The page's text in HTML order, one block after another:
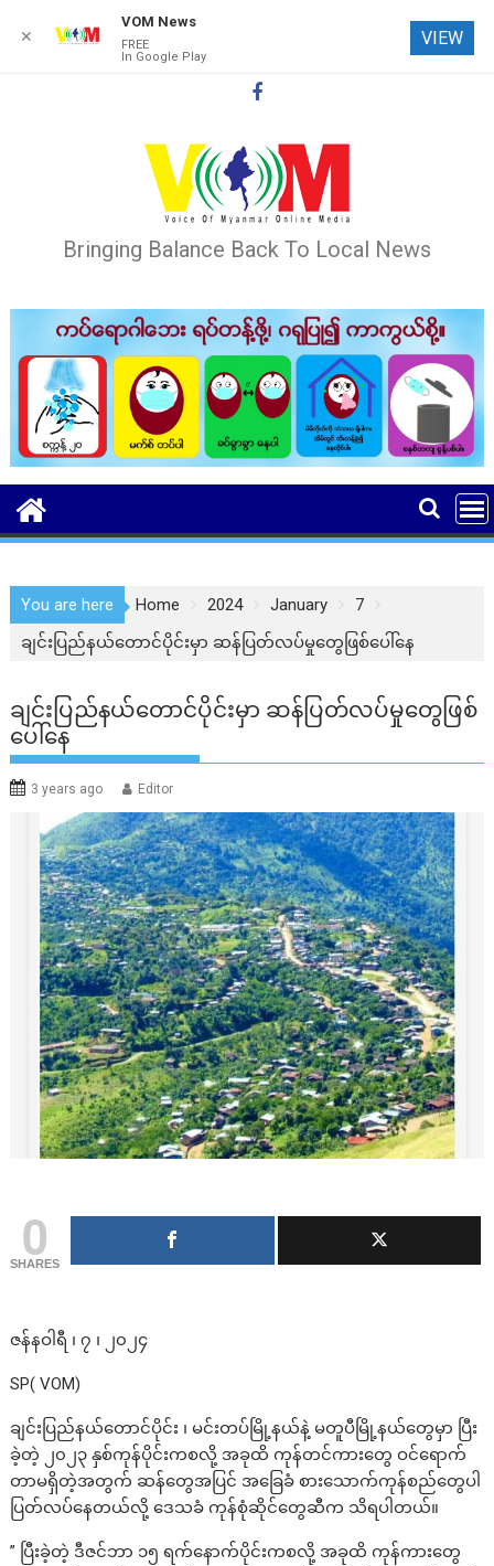
Bringing Balance Back To Local News
You are here Home 2024 January
7
ချင်းပြည်နယ်တောင်ပိုင်းမှာ ဆန်ပြတ်လပ်မှုတွေဖြစ်ပေါ်နေ
ချင်းပြည်နယ်တောင်ပိုင်းမှာ ဆန်ပြတ်လပ်မှုတွေဖြစ်
ပေါ်နေ
3 years ago Editor
0
SHARES
ဇန်နဝါရီ ၊ ၇ ၊ ၂၀၂၄
SP( VOM)
ချင်းပြည်နယ်တောင်ပိုင်း ၊ မင်းတပ်မြို့နယ်နဲ့ မတူပီမြို့နယ်တွေမှာ ပြီး
ခဲ့တဲ့ ၂၀၂၃ နှစ်ကုန်ပိုင်းကစလို့ အခုထိ ကုန်တင်ကားတွေ ဝင်ရောက်
တာမရှိတဲ့အတွက် ဆန်တွေအပြင် အခြေခံ စားသောက်ကုန်စည်တွေပါ
ပြတ်လပ်နေတယ်လို့ ဒေသခံ ကုန်စုံဆိုင်တွေဆီက သိရပါတယ်။
” ပြီးခဲ့တဲ့ ဒီဇင်ဘာ ၁၅ ရက်နောက်ပိုင်းကစလို့ အခုထိ ကုန်ကားတွေ
✕
VOM News
FREE
In Google Play
VIEW